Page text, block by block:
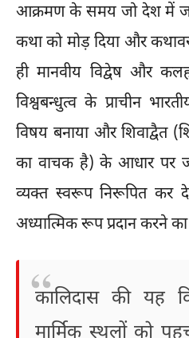
आक्रमण के समय जो देश में
कथा को मोड़ दिया और
ही मानवीय विद्वेष और
विश्वबन्धुत्व के प्राचीन
विषय बनाया और शिवाद्वैत
का वाचक है) के आधार पर
व्यक्त स्वरूप निरूपित कर
अध्यात्मिक रूप प्रदान करने का
कालिदास की यह
मार्मिक स्थलों को